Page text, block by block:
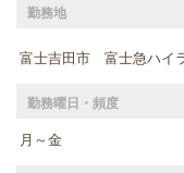
勤務地
富士吉田市 富士急ハイ
勤務曜日・頻度
月～金